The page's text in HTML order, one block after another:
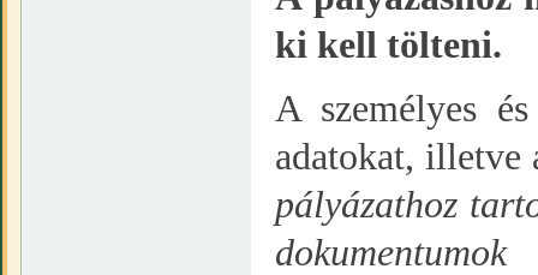
ki kell tölteni.
A személyes
adatokat, illetve
pályázathoz